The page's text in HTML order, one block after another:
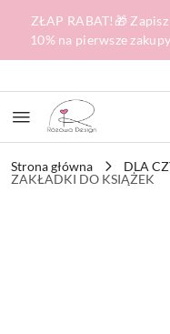
Przejdź do treści
Przejdź do
Przejdź do moje
Przejdź do menu
Przejdź do opisu
Przejdź do stopki
ZŁAP RABAT!🎁
10% na pierwsze
Strona główna
DLA
ZAKŁADKI DO KSIĄŻEK